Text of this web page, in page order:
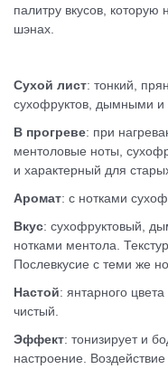
палитру вкусов,
шэнах.
Сухой лист: тонкий,
сухофруктов, дымными и
В прогреве: при
ментоловые ноты,
и характерный для
Аромат: с нотками
Вкус: сухофруктовый,
нотками ментола.
Послевкусие с теми же
Настой: янтарного
чистый.
Эффект: тонизирует и
настроение.